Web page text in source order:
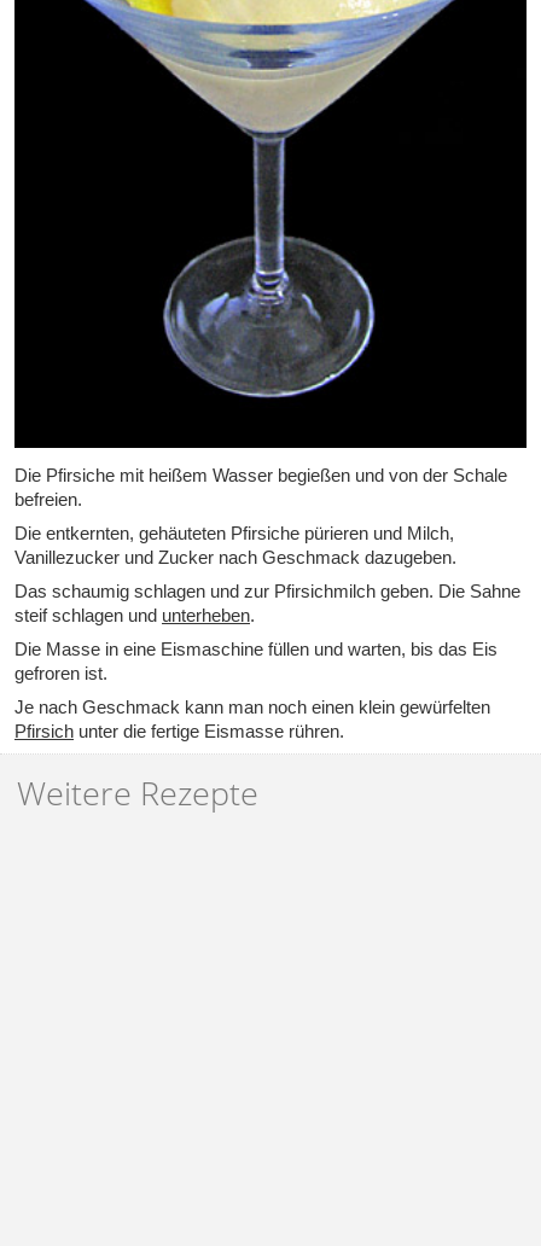
Die Pfirsiche mit heißem Wasser begießen und von der Schale
befreien.
Die entkernten, gehäuteten Pfirsiche pürieren und Milch,
Vanillezucker und Zucker nach Geschmack dazugeben.
Das schaumig schlagen und zur Pfirsichmilch geben. Die Sahne
steif schlagen und unterheben.
Die Masse in eine Eismaschine füllen und warten, bis das Eis
gefroren ist.
Je nach Geschmack kann man noch einen klein gewürfelten
Pfirsich unter die fertige Eismasse rühren.
Weitere Rezepte